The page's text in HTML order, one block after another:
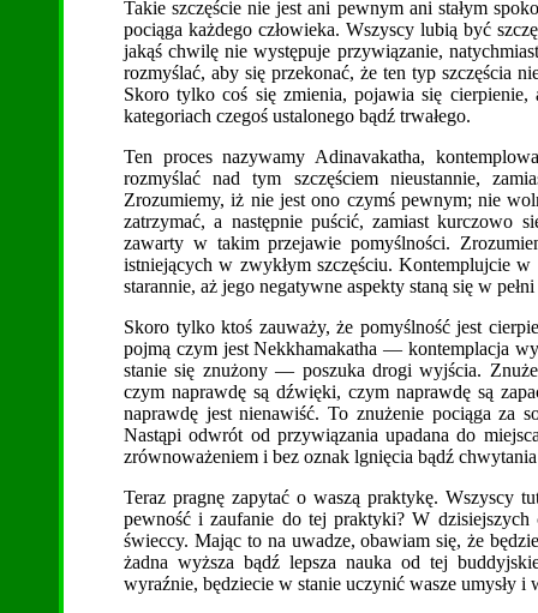
Takie szczęście nie jest ani pewnym ani stałym
pociąga każdego człowieka. Wszyscy lubią być
jakąś chwilę nie występuje przywiązanie,
rozmyślać, aby się przekonać, że ten typ szczęścia
Skoro tylko coś się zmienia, pojawia się
kategoriach czegoś ustalonego bądź trwałego.
Ten proces nazywamy Adinavakatha,
rozmyślać nad tym szczęściem nieustannie,
Zrozumiemy, iż nie jest ono czymś pewnym; nie
zatrzymać, a następnie puścić, zamiast kurczowo
zawarty w takim przejawie pomyślności.
istniejących w zwykłym szczęściu. Kontemplujcie
starannie, aż jego negatywne aspekty staną się w
Skoro tylko ktoś zauważy, że pomyślność jest
pojmą czym jest Nekkhamakatha — kontemplacja
stanie się znużony — poszuka drogi wyjścia.
czym naprawdę są dźwięki, czym naprawdę są
naprawdę jest nienawiść. To znużenie pociąga za
Nastąpi odwrót od przywiązania upadana do
zrównoważeniem i bez oznak lgnięcia bądź
Teraz pragnę zapytać o waszą praktykę. Wszyscy
pewność i zaufanie do tej praktyki? W
świeccy. Mając to na uwadze, obawiam się, że
żadna wyższa bądź lepsza nauka od tej
wyraźnie, będziecie w stanie uczynić wasze umysły i